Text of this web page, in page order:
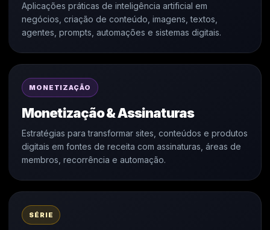
Aplicações práticas de inteligência artificial em
negócios, criação de conteúdo, imagens, textos,
agentes, prompts, automações e sistemas digitais.
MONETIZAÇÃO
Monetização & Assinaturas
Estratégias para transformar sites, conteúdos e produtos
digitais em fontes de receita com assinaturas, áreas de
membros, recorrência e automação.
SÉRIE